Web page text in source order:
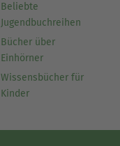
Beliebte
Jugendbuchreihen
Bücher über
Einhörner
Wissensbücher für
Kinder